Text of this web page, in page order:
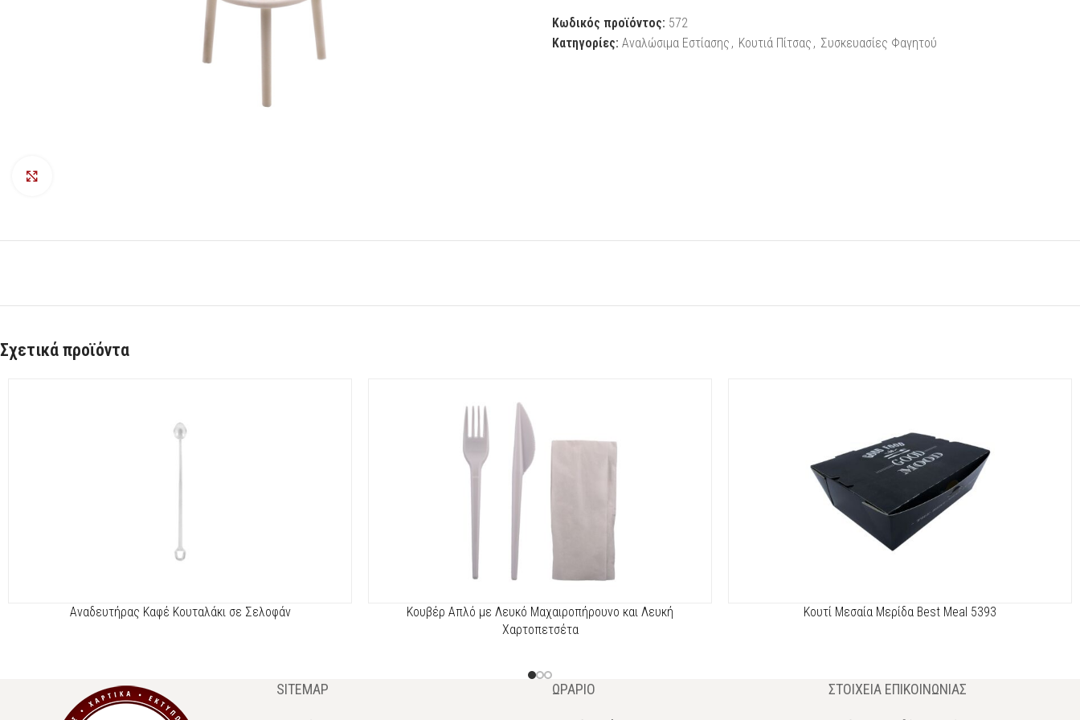
Κωδικός προϊόντος: 572
Κατηγορίες: Αναλώσιμα Εστίασης , Κουτιά Πίτσας , Συσκευασίες Φαγητού
Σχετικά προϊόντα
Αναδευτήρας Καφέ Κουταλάκι σε Σελοφάν
Κουβέρ Απλό με Λευκό Μαχαιροπήρουνο και Λευκή
Χαρτοπετσέτα
Κουτί Μεσαία Μερίδα Best Meal 5393
SITEMAP ΩΡΆΡΙΟ ΣΤΟΙΧΕΊΑ ΕΠΙΚΟΙΝΩΝΊΑΣ